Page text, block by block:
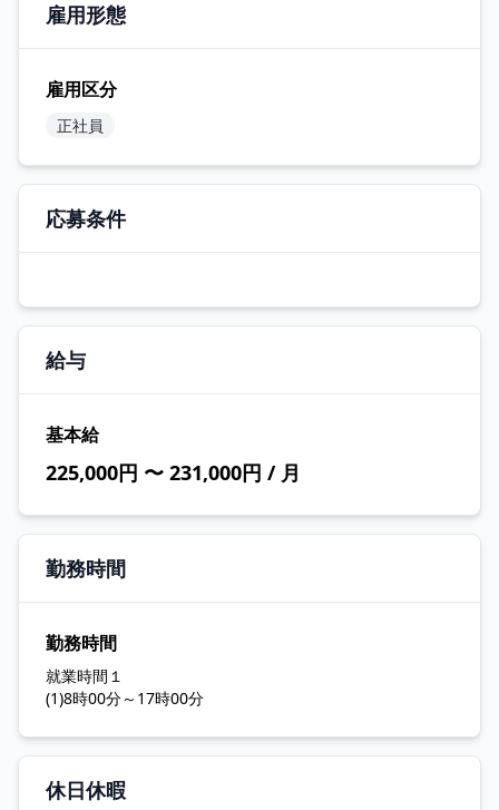
雇用形態
雇用区分
正社員
応募条件
給与
基本給
225,000円 〜 231,000円 / 月
勤務時間
勤務時間
就業時間１
(1)8時00分～17時00分
休日休暇